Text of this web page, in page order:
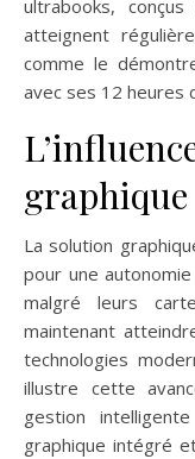
ultrabooks,
atteignent
comme le
avec ses 12 heures
graphique
La solution
pour une
malgré leurs
maintenant
technologies
illustre cette
gestion
graphique intégré